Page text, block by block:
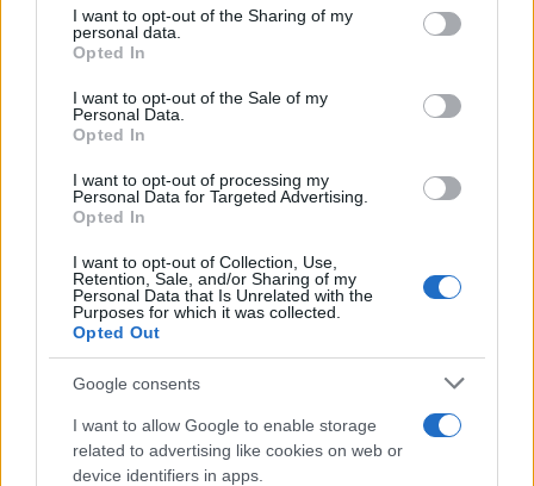
not limited to your visit or usage behaviour. You may click to
grant or deny consent to Google and its third-party tags to
use your data for below specified purposes in below Google
consent section.
I want to opt-out of the Sharing of my
personal data.
Opted In
I want to opt-out of the Sale of my
Personal Data.
Opted In
I want to opt-out of processing my
Personal Data for Targeted Advertising.
Opted In
I want to opt-out of Collection, Use,
Retention, Sale, and/or Sharing of my
Personal Data that Is Unrelated with the
Purposes for which it was collected.
Opted Out
Google consents
I want to allow Google to enable storage
related to advertising like cookies on web or
device identifiers in apps.
Mercati in leggero rialzo, Bitcoin domina con il 56,7%
Andrea Innocenti · 10 Ago 2026
NEWS
Petrolio in calo, Brent a 88.9 USD dopo un ribasso del 8.3%
Andrea Innocenti · 7 Ago 2026